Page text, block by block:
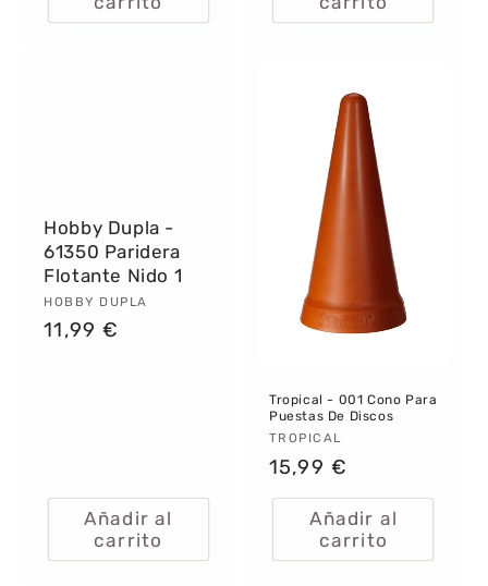
Hobby Dupla -
61350 Paridera
Flotante Nido 1
Proveedor:
HOBBY DUPLA
Precio
11,99 €
Añadir al
carrito
Tropical - 001 Cono Para
Puestas De Discos
Proveedor:
TROPICAL
Precio
habitual
15,99 €
Añadir al
carrito